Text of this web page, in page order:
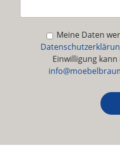
Meine Daten
Einwilligung